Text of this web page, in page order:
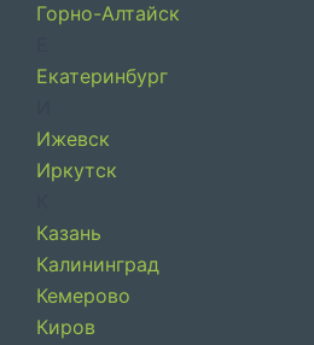
Горно-Алтайск
Екатеринбург
Ижевск
Иркутск
Казань
Калининград
Кемерово
Киров